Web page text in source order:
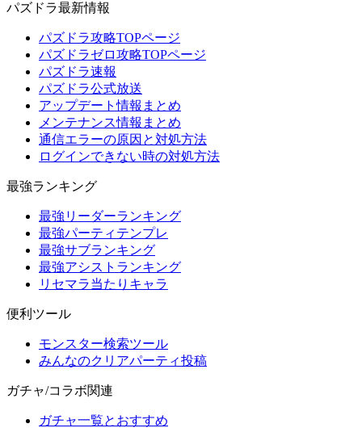
パズドラ最新情報
パズドラ攻略TOPページ
パズドラゼロ攻略TOPページ
パズドラ速報
パズドラ公式放送
アップデート情報まとめ
メンテナンス情報まとめ
通信エラーの原因と対処方法
ログインできない時の対処方法
最強ランキング
最強リーダーランキング
最強パーティテンプレ
最強サブランキング
最強アシストランキング
リセマラ当たりキャラ
便利ツール
モンスター検索ツール
みんなのクリアパーティ投稿
ガチャ/コラボ関連
ガチャ一覧とおすすめ